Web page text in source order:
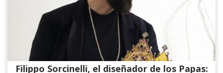
Filippo Sorcinelli, el diseñador de los Papas: